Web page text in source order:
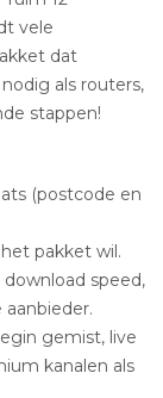
vele
dat
als routers,
stappen!
(postcode en
pakket wil.
speed,
gemist, live
kanalen als